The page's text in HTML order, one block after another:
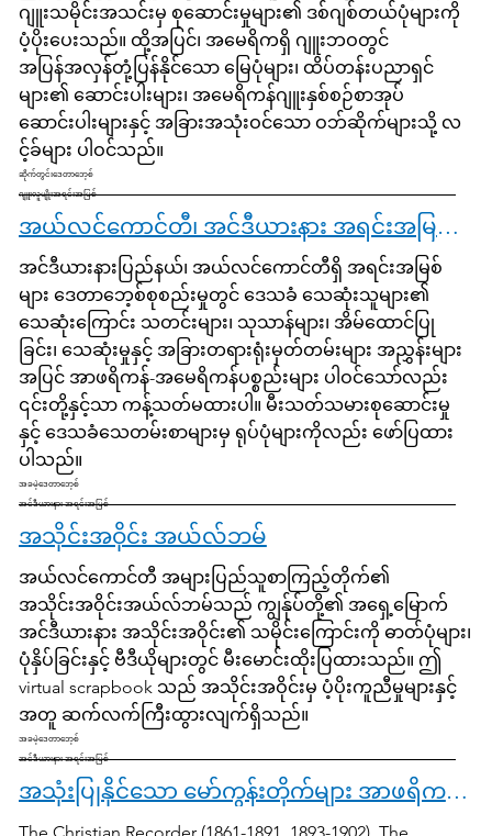
ဂျူးသမိုင်းအသင်းမှ စုဆောင်းမှုများ၏ ဒစ်ဂျစ်တယ်ပုံများကို
ပံ့ပိုးပေးသည်။ ထို့အပြင်၊ အမေရိကရှိ ဂျူးဘဝတွင်
အပြန်အလှန်တုံ့ပြန်နိုင်သော မြေပုံများ၊ ထိပ်တန်းပညာရှင်
များ၏ ဆောင်းပါးများ၊ အမေရိကန်ဂျူးနှစ်စဉ်စာအုပ်
ဆောင်းပါးများနှင့် အခြားအသုံးဝင်သော ဝဘ်ဆိုက်များသို့ လ
င့်ခ်များ ပါဝင်သည်။
ဆိုက်တွင်းဒေတာဘေ့စ်
ဂျူးလူမျိုးအရင်းအမြစ်
အယ်လင်ကောင်တီ၊ အင်ဒီယားနား အရင်းအမြစ်များ
အင်ဒီယားနားပြည်နယ်၊ အယ်လင်ကောင်တီရှိ အရင်းအမြစ်
များ ဒေတာဘေ့စ်စုစည်းမှုတွင် ဒေသခံ သေဆုံးသူများ၏
သေဆုံးကြောင်း သတင်းများ၊ သုသာန်များ၊ အိမ်ထောင်ပြု
ခြင်း၊ သေဆုံးမှုနှင့် အခြားတရားရုံးမှတ်တမ်းများ အညွှန်းများ
အပြင် အာဖရိကန်-အမေရိကန်ပစ္စည်းများ ပါဝင်သော်လည်း
၎င်းတို့နှင့်သာ ကန့်သတ်မထားပါ။ မီးသတ်သမားစုဆောင်းမှု
နှင့် ဒေသခံသေတမ်းစာများမှ ရုပ်ပုံများကိုလည်း ဖော်ပြထား
ပါသည်။
အခမဲ့ဒေတာဘေ့စ်
အင်ဒီယားနား အရင်းအမြစ်
အသိုင်းအဝိုင်း အယ်လ်ဘမ်
အယ်လင်ကောင်တီ အများပြည်သူစာကြည့်တိုက်၏
အသိုင်းအဝိုင်းအယ်လ်ဘမ်သည် ကျွန်ုပ်တို့၏ အရှေ့မြောက်
အင်ဒီယားနား အသိုင်းအဝိုင်း၏ သမိုင်းကြောင်းကို ဓာတ်ပုံများ၊
ပုံနှိပ်ခြင်းနှင့် ဗီဒီယိုများတွင် မီးမောင်းထိုးပြထားသည်။ ဤ
virtual scrapbook သည် အသိုင်းအဝိုင်းမှ ပံ့ပိုးကူညီမှုများနှင့်
အတူ ဆက်လက်ကြီးထွားလျက်ရှိသည်။
အခမဲ့ဒေတာဘေ့စ်
အင်ဒီယားနား အရင်းအမြစ်
အသုံးပြုနိုင်သော မော်ကွန်းတိုက်များ အာဖရိကန် အမေရိကန် သတင်းစာများ
The Christian Recorder (1861-1891, 1893-1902), The